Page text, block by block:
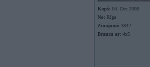
Kopš: 04. Dec 2008
No: Rīga
Ziņojumi: 3842
Braucu ar: 4x5